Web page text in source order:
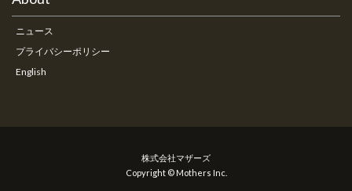
ニュース
プライバシーポリシー
English
株式会社マザーズ
Copyright © Mothers Inc.